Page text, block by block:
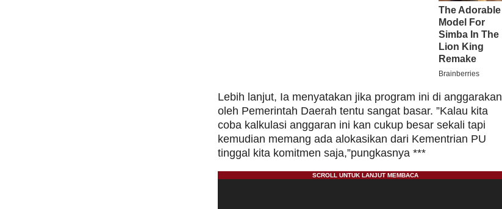
Lebih lanjut, Ia menyatakan jika program ini di anggarakan
oleh Pemerintah Daerah tentu sangat basar. ”Kalau kita
coba kalkulasi anggaran ini kan cukup besar sekali tapi
kemudian memang ada alokasikan dari Kementrian PU
tinggal kita komitmen saja,”pungkasnya ***